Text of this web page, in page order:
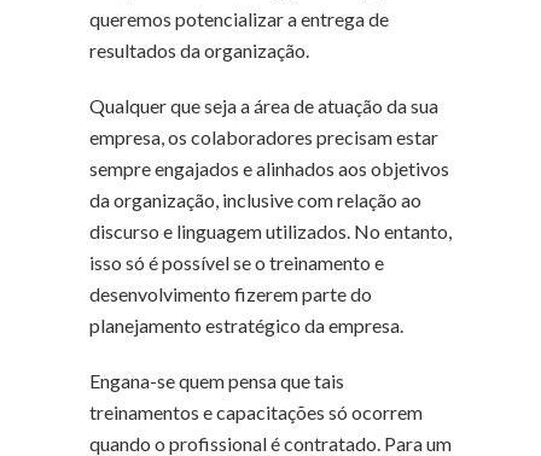
queremos potencializar a entrega de
resultados da organização.
Qualquer que seja a área de atuação da sua
empresa, os colaboradores precisam estar
sempre engajados e alinhados aos objetivos
da organização, inclusive com relação ao
discurso e linguagem utilizados. No entanto,
isso só é possível se o treinamento e
desenvolvimento fizerem parte do
planejamento estratégico da empresa.
Engana-se quem pensa que tais
treinamentos e capacitações só ocorrem
quando o profissional é contratado. Para um